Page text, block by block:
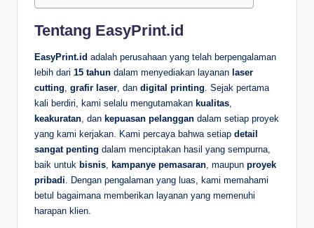
Tentang EasyPrint.id
EasyPrint.id adalah perusahaan yang telah berpengalaman
lebih dari 15 tahun dalam menyediakan layanan laser
cutting grafir laser , dan digital printing . Sejak pertama
kali berdiri, kami selalu mengutamakan kualitas
keakuratan , dan kepuasan pelanggan dalam setiap proyek
yang kami kerjakan. Kami percaya bahwa setiap detail
sangat penting dalam menciptakan hasil yang sempurna,
baik untuk bisnis kampanye pemasaran , maupun proyek
pribadi . Dengan pengalaman yang luas, kami memahami
betul bagaimana memberikan layanan yang memenuhi
harapan klien.